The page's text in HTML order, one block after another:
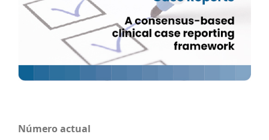
Número actual